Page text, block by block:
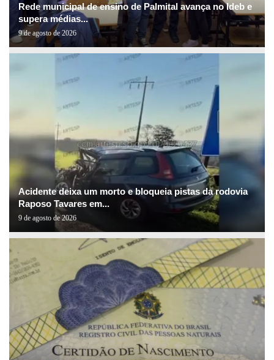
Rede municipal de ensino de Palmital avança no Ideb e
supera médias...
9 de agosto de 2026
Acidente deixa um morto e bloqueia pistas da rodovia
Raposo Tavares em...
9 de agosto de 2026